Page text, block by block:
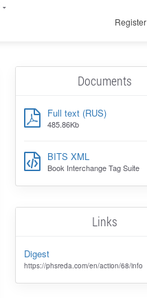
Register
Documents
Full text (RUS)
485.86Kb
BITS XML
Book Interchange Tag Suite
Links
Digest
https://phsreda.com/en/action/68/info